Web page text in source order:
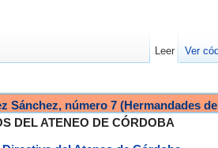
Sánchez, número 7 (Hermandades
DEL ATENEO DE CÓRDOBA
Leer Ver